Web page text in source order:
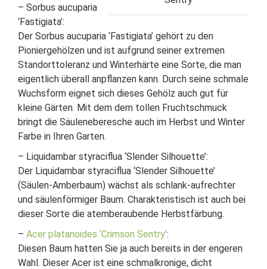
– Sorbus aucuparia
‘Fastigiata’:
Der Sorbus aucuparia ‘Fastigiata’ gehört zu den
Pioniergehölzen und ist aufgrund seiner extremen
Standorttoleranz und Winterhärte eine Sorte, die man
eigentlich überall anpflanzen kann. Durch seine schmale
Wuchsform eignet sich dieses Gehölz auch gut für
kleine Gärten. Mit dem dem tollen Fruchtschmuck
bringt die Säuleneberesche auch im Herbst und Winter
Farbe in Ihren Garten.
– Liquidambar styraciflua ‘Slender Silhouette’:
Der Liquidambar styraciflua ‘Slender Silhouette’
(Säulen-Amberbaum) wächst als schlank-aufrechter
und säulenförmiger Baum. Charakteristisch ist auch bei
dieser Sorte die atemberaubende Herbstfärbung.
– Acer platanoides ‘Crimson Sentry’:
Diesen Baum hatten Sie ja auch bereits in der engeren
Wahl. Dieser Acer ist eine schmalkronige, dicht